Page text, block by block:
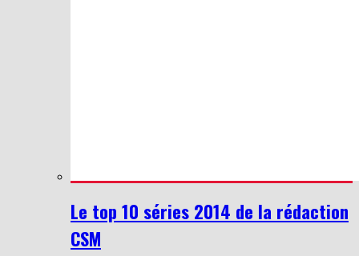
Le top 10 séries 2014 de la rédaction
CSM